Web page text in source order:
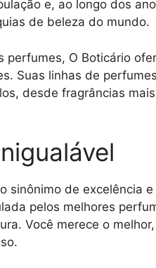
e, ao longo dos
de beleza do mundo.
perfumes, O Boticário
Suas linhas de
desde fragrâncias
sinônimo de excelência
pelos melhores
Você merece o